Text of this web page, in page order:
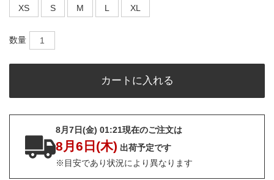
XS
S M L XL
数量
8月7日(金) 01:21現在のご注文は
8月6日(木) 出荷予定です
※目安であり状況により異なります